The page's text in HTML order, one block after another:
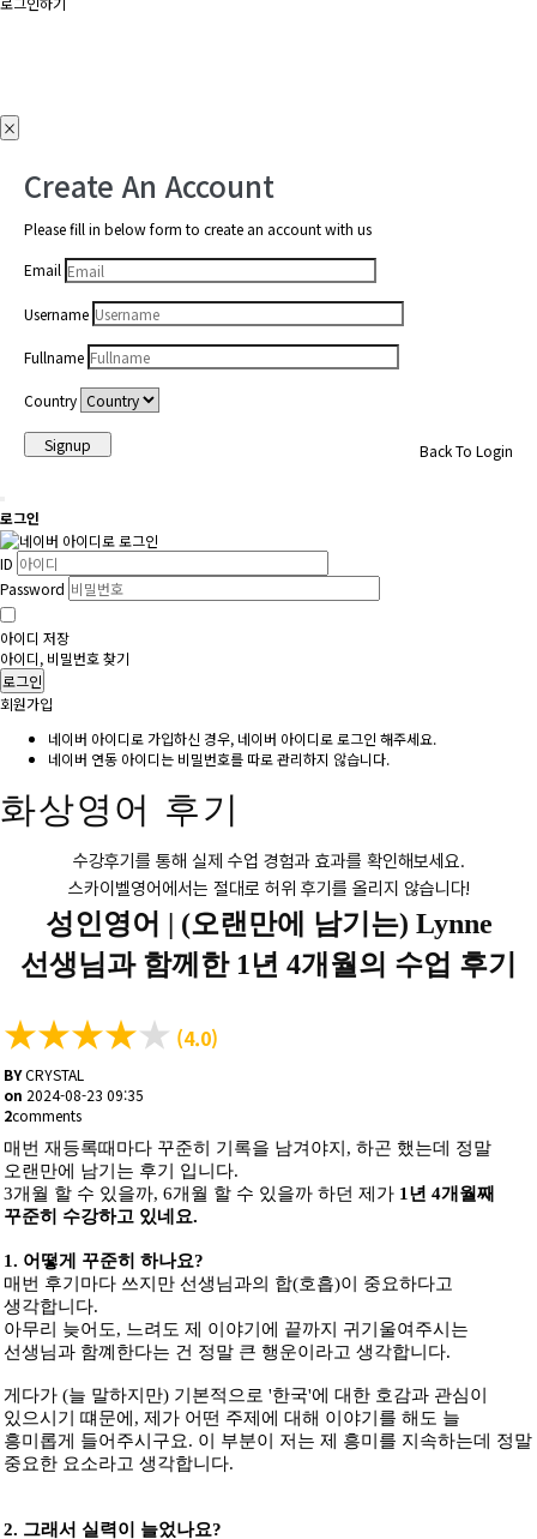
×
Create An Account
Please fill in below form to create an account with us
Email
Username
Fullname
Country
Signup Back To Login
로그인
ID
Password
아이디 저장
아이디, 비밀번호 찾기
로그인
회원가입
네이버 아이디로 가입하신 경우, 네이버 아이디로 로그인 해주세요.
네이버 연동 아이디는 비밀번호를 따로 관리하지 않습니다.
화상영어 후기
수강후기를 통해 실제 수업 경험과 효과를 확인해보세요.
스카이벨영어에서는 절대로 허위 후기를 올리지 않습니다!
성인영어 | (오랜만에 남기는) Lynne
선생님과 함께한 1년 4개월의 수업 후기
★★★★★ (4.0)
BYCRYSTAL
on 2024-08-23 09:35
2comments
​매번 재등록때마다 꾸준히 기록을 남겨야지, 하곤 했는데 정말
오랜만에 남기는 후기 입니다.
3개월 할 수 있을까, 6개월 할 수 있을까 하던 제가 1년 4개월째
꾸준히 수강하고 있네요.
1. 어떻게 꾸준히 하나요?
매번 후기마다 쓰지만 선생님과의 합(호흡)이 중요하다고
생각합니다.
아무리 늦어도, 느려도 제 이야기에 끝까지 귀기울여주시는
선생님과 함꼐한다는 건 정말 큰 행운이라고 생각합니다.
게다가 (늘 말하지만) 기본적으로 '한국'에 대한 호감과 관심이
있으시기 떄문에, 제가 어떤 주제에 대해 이야기를 해도 늘
흥미롭게 들어주시구요. 이 부분이 저는 제 흥미를 지속하는데 정말
중요한 요소라고 생각합니다.
2. 그래서 실력이 늘었나요?